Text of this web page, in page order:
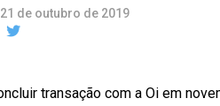
21 de outubro de 2019